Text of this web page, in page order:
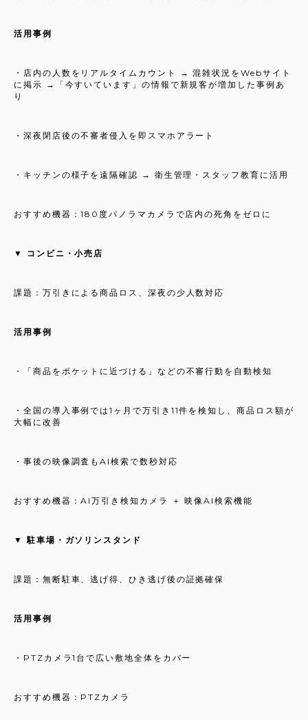
活用事例
・店内の人数をリアルタイムカウント → 混雑状況をWebサイト
に掲示 →「今すいています」の情報で新規客が増加した事例あ
り
・深夜閉店後の不審者侵入を即スマホアラート
・キッチンの様子を遠隔確認 → 衛生管理・スタッフ教育に活用
おすすめ機器：180度パノラマカメラで店内の死角をゼロに
▼ コンビニ・小売店
課題：万引きによる商品ロス、深夜の少人数対応
活用事例
・「商品をポケットに近づける」などの不審行動を自動検知
・全国の導入事例では1ヶ月で万引き11件を検知し、商品ロス額が
大幅に改善
・事後の映像調査もAI検索で数秒対応
おすすめ機器：AI万引き検知カメラ ＋ 映像AI検索機能
▼ 駐車場・ガソリンスタンド
課題：無断駐車、逃げ得、ひき逃げ後の証拠確保
活用事例
・PTZカメラ1台で広い敷地全体をカバー
おすすめ機器：PTZカメラ